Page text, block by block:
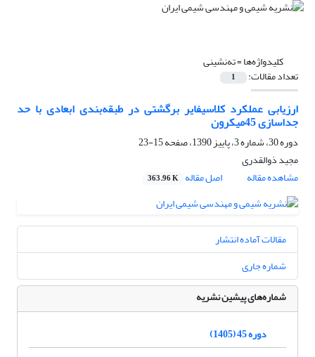
کلیدواژه‌ها =ته‌نشینی
تعداد مقالات: 1
ارزیابی عملکرد کلاسیفایر برگشتی در طبقه‌بندی ابعادی با حد
جداسازی 45میکرون
دوره 30، شماره 3، پاییز 1390، صفحه
15-23
مجید ذوالقدری
مشاهده مقاله
اصل مقاله 363.96 K
مقالات آماده انتشار
شماره جاری
شماره‌های پیشین نشریه
دوره 45 (1405)